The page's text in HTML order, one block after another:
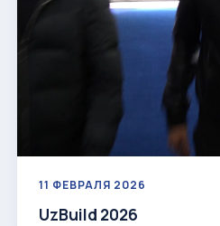
11 ФЕВРАЛЯ 2026
UzBuild 2026